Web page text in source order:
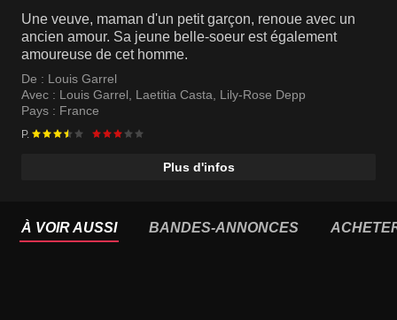
Une veuve, maman d'un petit garçon, renoue avec un
ancien amour. Sa jeune belle-soeur est également
amoureuse de cet homme.
De : Louis Garrel
Avec : Louis Garrel, Laetitia Casta, Lily-Rose Depp
Pays : France
P.
Plus d'infos
À VOIR AUSSI BANDES-ANNONCES